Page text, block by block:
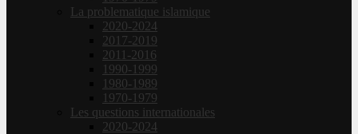
La problematique islamique
2020-2024
2017-2019
2011-2016
1990-1999
1980-1989
1970-1979
Les questions internationales
2020-2024